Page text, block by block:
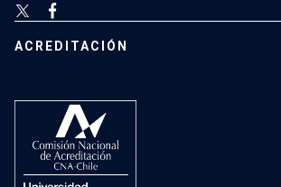
ACREDITACIÓN